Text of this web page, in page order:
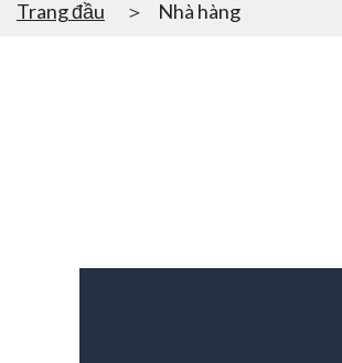
Trang đầu Nhà hàng